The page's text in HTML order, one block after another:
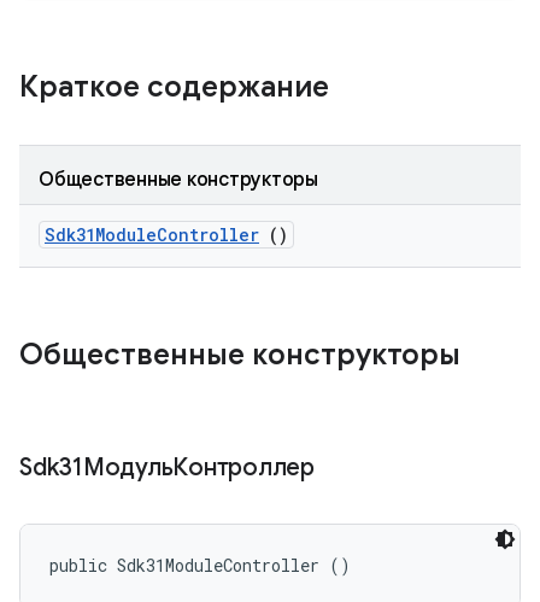
Краткое содержание
Общественные конструкторы
Sdk31ModuleController ()
Общественные конструкторы
Sdk31МодульКонтроллер
public Sdk31ModuleController ()